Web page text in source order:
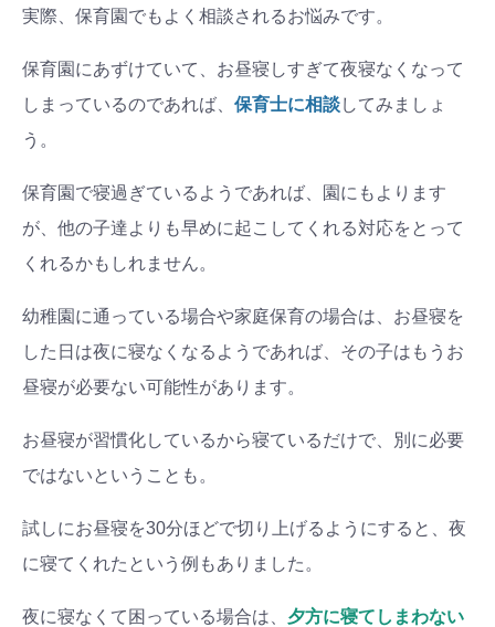
実際、保育園でもよく相談されるお悩みです。
保育園にあずけていて、お昼寝しすぎて夜寝なくなって
しまっているのであれば、 保育士に相談してみましょ
う。
保育園で寝過ぎているようであれば、園にもよります
が、他の子達よりも早めに起こしてくれる対応をとって
くれるかもしれません。
幼稚園に通っている場合や家庭保育の場合は、お昼寝を
した日は夜に寝なくなるようであれば、その子はもうお
昼寝が必要ない可能性があります。
お昼寝が習慣化しているから寝ているだけで、別に必要
ではないということも。
試しにお昼寝を30分ほどで切り上げるようにすると、夜
に寝てくれたという例もありました。
夜に寝なくて困っている場合は、 夕方に寝てしまわない